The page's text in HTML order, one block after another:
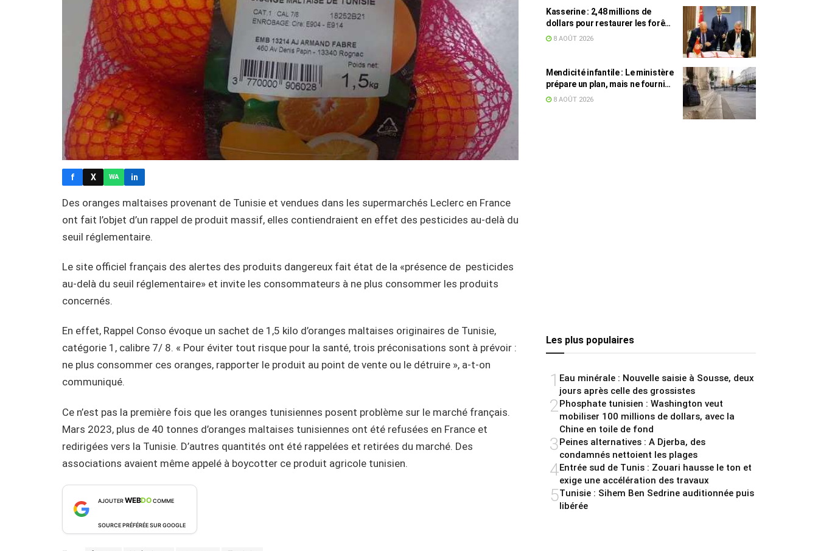
f X WA in
Des oranges maltaises provenant de Tunisie et vendues dans les supermarchés Leclerc en France
ont fait l’objet d’un rappel de produit massif, elles contiendraient en effet des pesticides au-delà du
seuil réglementaire.
Le site officiel français des alertes des produits dangereux fait état de la «présence de pesticides
au-delà du seuil réglementaire» et invite les consommateurs à ne plus consommer les produits
concernés.
En effet, Rappel Conso évoque un sachet de 1,5 kilo d’oranges maltaises originaires de Tunisie,
catégorie 1, calibre 7/ 8. « Pour éviter tout risque pour la santé, trois préconisations sont à prévoir :
ne plus consommer ces oranges, rapporter le produit au point de vente ou le détruire », a-t-on
communiqué.
Ce n’est pas la première fois que les oranges tunisiennes posent problème sur le marché français.
Mars 2023, plus de 40 tonnes d’oranges maltaises tunisiennes ont été refusées en France et
redirigées vers la Tunisie. D’autres quantités ont été rappelées et retirées du marché. Des
associations avaient même appelé à boycotter ce produit agricole tunisien.
AJOUTERWEBDOCOMME
SOURCE PRÉFÉRÉE SUR GOOGLE
Kasserine : 2,48 millions de
dollars pour restaurer les forêts
de pin d’Alep
8 AOÛT 2026
Mendicité infantile : Le ministère
prépare un plan, mais ne fournit
toujours aucun chiffre
8 AOÛT 2026
Les plus populaires
1 Eau minérale : Nouvelle saisie à Sousse, deux
jours après celle des grossistes
2Phosphate tunisien : Washington veut
mobiliser 100 millions de dollars, avec la
Chine en toile de fond
3Peines alternatives : A Djerba, des
condamnés nettoient les plages
4Entrée sud de Tunis : Zouari hausse le ton et
exige une accélération des travaux
5Tunisie : Sihem Ben Sedrine auditionnée puis
libérée